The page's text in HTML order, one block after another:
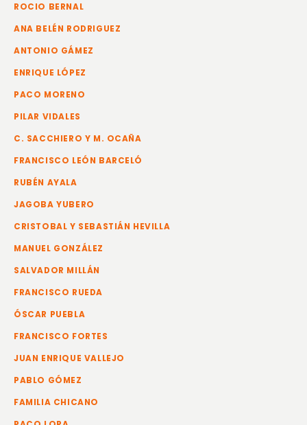
ROCIO BERNAL
ANA BELÉN RODRIGUEZ
ANTONIO GÁMEZ
ENRIQUE LÓPEZ
PACO MORENO
PILAR VIDALES
C. SACCHIERO Y M. OCAÑA
FRANCISCO LEÓN BARCELÓ
RUBÉN AYALA
JAGOBA YUBERO
CRISTOBAL Y SEBASTIÁN HEVILLA
MANUEL GONZÁLEZ
SALVADOR MILLÁN
FRANCISCO RUEDA
ÓSCAR PUEBLA
FRANCISCO FORTES
JUAN ENRIQUE VALLEJO
PABLO GÓMEZ
FAMILIA CHICANO